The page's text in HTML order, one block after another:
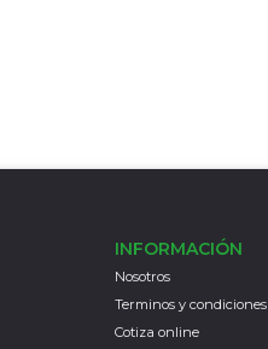
INFORMACIÓN
Nosotros
Terminos y condiciones
Cotiza online